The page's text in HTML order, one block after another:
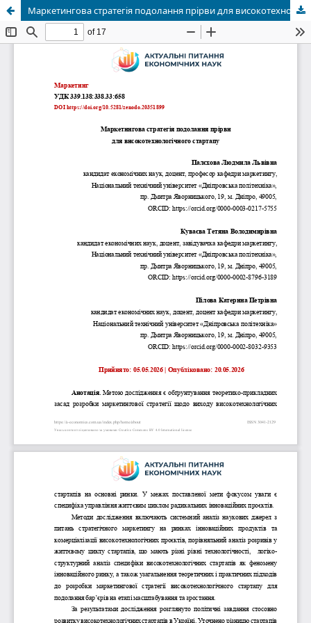
Маркетингова стратегія подолання прірви для високотехнологічного стартапу